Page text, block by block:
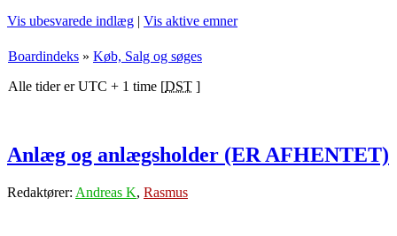
Vis ubesvarede indlæg | Vis aktive emner
Boardindeks » Køb, Salg og søges
Alle tider er UTC + 1 time [DST ]
Anlæg og anlægsholder (ER AFHENTET)
Redaktører: Andreas K, Rasmus